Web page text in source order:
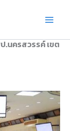
.นครสวรรค์ เขต